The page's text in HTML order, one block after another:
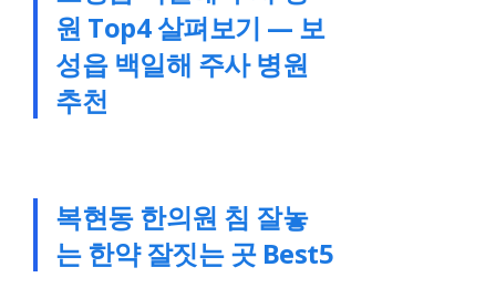
원 Top4 살펴보기 — 보
성읍 백일해 주사 병원
추천
복현동 한의원 침 잘놓
는 한약 잘짓는 곳 Best5